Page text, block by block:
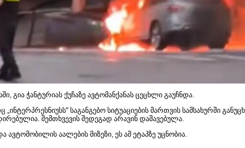
გია ჭანტურიას ქუჩაზე ავტომანქანას ცეცხლი გაუჩნდა.
საგანგებო სიტუაციების მართვის სამსახურში
შემთხვევის შედეგად არავინ დაშავებულა.
ავტომობილის აალების მიზეზი, ეს ამ ეტაპზე უცნობია.